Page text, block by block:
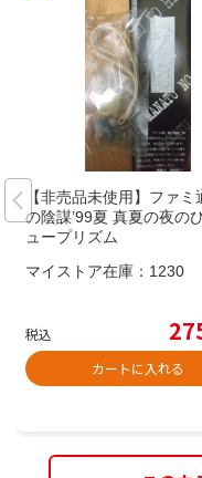
【非売品未使用】ファミ
の陰謀’99夏 真夏の夜の
ュープリズム
マイストア在庫： 1230
税込
カートに入れる